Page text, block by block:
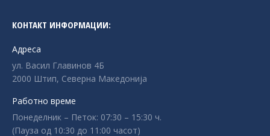
КОНТАКТ ИНФОРМАЦИИ:
Адреса
ул. Васил Главинов 4Б
2000 Штип, Северна Македонија
Работно време
Понеделник – Петок: 07:30 – 15:30 ч.
(Пауза од 10:30 до 11:00 часот)